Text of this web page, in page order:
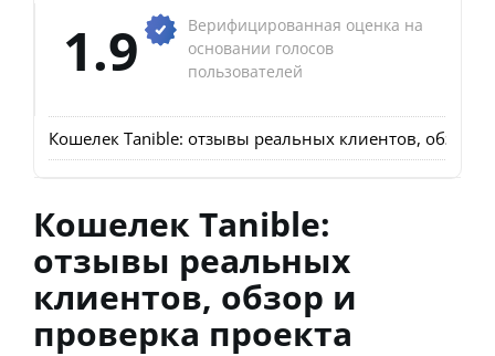
1.9
Верифицированная оценка на
основании голосов
пользователей
Кошелек Tanible: отзывы реальных клиентов, обзор и
Кошелек Tanible:
отзывы реальных
клиентов, обзор и
проверка проекта